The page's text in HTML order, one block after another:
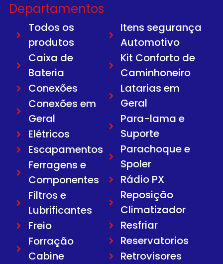
Departamentos
Todos os
produtos
Caixa de
Bateria
Conexões
Conexões em
Geral
Elétricos
Escapamentos
Ferragens e
Componentes
Filtros e
Lubrificantes
Freio
Forração
Cabine
Itens segurança
Automotivo
Kit Conforto de
Caminhoneiro
Latarias em
Geral
Para-lama e
Suporte
Parachoque e
Spoler
Rádio PX
Reposição
Climatizador
Resfriar
Reservatorios
Retrovisores